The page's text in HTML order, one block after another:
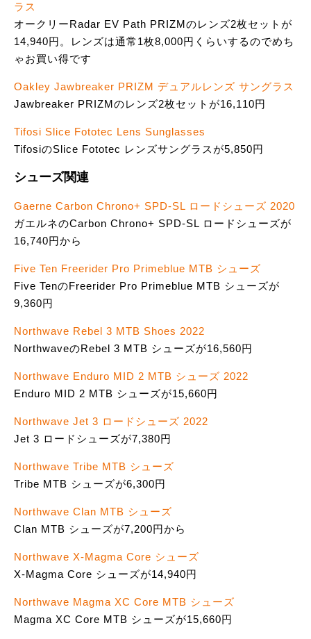
ラス
オークリーRadar EV Path PRIZMのレンズ2枚セットが
14,940円。レンズは通常1枚8,000円くらいするのでめち
ゃお買い得です
Oakley Jawbreaker PRIZM デュアルレンズ サングラス
Jawbreaker PRIZMのレンズ2枚セットが16,110円
Tifosi Slice Fototec Lens Sunglasses
TifosiのSlice Fototec レンズサングラスが5,850円
シューズ関連
Gaerne Carbon Chrono+ SPD-SL ロードシューズ 2020
ガエルネのCarbon Chrono+ SPD-SL ロードシューズが
16,740円から
Five Ten Freerider Pro Primeblue MTB シューズ
Five TenのFreerider Pro Primeblue MTB シューズが
9,360円
Northwave Rebel 3 MTB Shoes 2022
NorthwaveのRebel 3 MTB シューズが16,560円
Northwave Enduro MID 2 MTB シューズ 2022
Enduro MID 2 MTB シューズが15,660円
Northwave Jet 3 ロードシューズ 2022
Jet 3 ロードシューズが7,380円
Northwave Tribe MTB シューズ
Tribe MTB シューズが6,300円
Northwave Clan MTB シューズ
Clan MTB シューズが7,200円から
Northwave X-Magma Core シューズ
X-Magma Core シューズが14,940円
Northwave Magma XC Core MTB シューズ
Magma XC Core MTB シューズが15,660円